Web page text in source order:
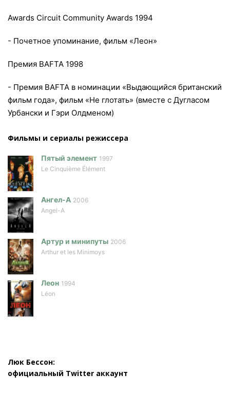
Awards Circuit Community Awards 1994
- Почетное упоминание, фильм «Леон»
Премия BAFTA 1998
- Премия BAFTA в номинации «Выдающийся британский
фильм года», фильм «Не глотать» (вместе с Дугласом
Урбански и Гэри Олдменом)
Фильмы и сериалы режисcера
Пятый элемент 1997
Le Cinquième Élément
Ангел-А 2006
Angel-A
Артур и минипуты 2006
Arthur et les Minimoys
Леон 1994
Léon
Люк Бессон:
официальный Twitter аккаунт